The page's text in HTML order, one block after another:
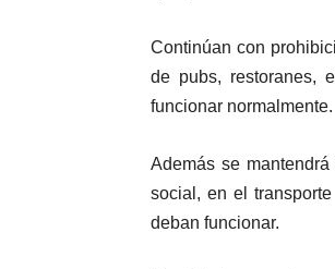
Continúan con
de pubs, restoranes,
funcionar normalmente.
Además se
social, en el
deban funcionar.